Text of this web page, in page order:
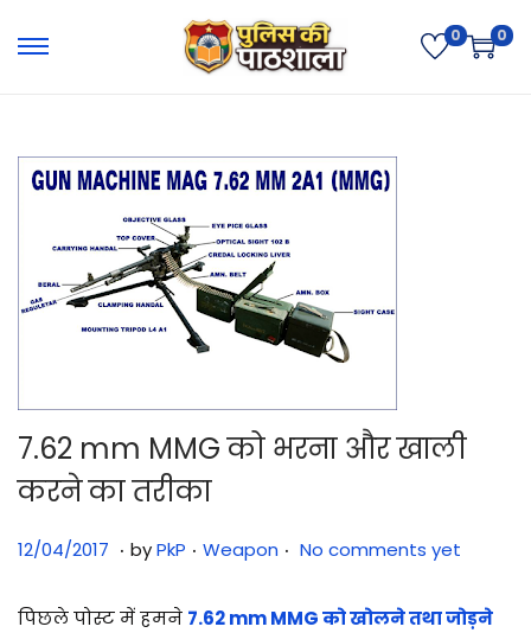
0 0
7.62 mm MMG को भरना और खाली
करने का तरीका
Posted on
12/04/2017 3
/
. byPkP . Posted in
Weapon . No comments yet
पिछले पोस्ट में हमने 7.62 mm MMG को खोलने तथा जोड़ने